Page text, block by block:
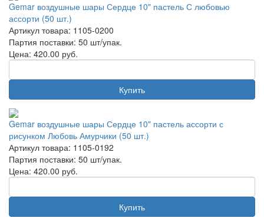
Gemar воздушные шары Сердце 10" пастель С любовью
ассорти (50 шт.)
Артикул товара: 1105-0200
Партия поставки: 50 шт/упак.
Цена: 420.00 руб.
Купить
Gemar воздушные шары Сердце 10" пастель ассорти с
рисунком Любовь Амурчики (50 шт.)
Артикул товара: 1105-0192
Партия поставки: 50 шт/упак.
Цена: 420.00 руб.
Купить